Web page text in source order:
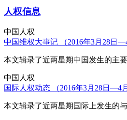
人权信息
中国人权
中国维权大事记 （2016年3月28日
本文辑录了近两星期中国发生的主要
中国人权
国际人权动态 （2016年3月28日—4
本文辑录了近两星期国际上发生的